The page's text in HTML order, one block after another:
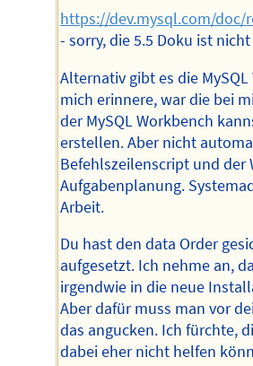
https://dev.mysql.com/
- sorry, die 5.5 Doku ist
Alternativ gibt es die
mich erinnere, war die bei
der MySQL Workbench
erstellen. Aber nicht
Befehlszeilenscript und der
Aufgabenplanung.
Arbeit.
Du hast den data Order
aufgesetzt. Ich nehme an,
irgendwie in die neue
Aber dafür muss man vor
das angucken. Ich fürchte,
dabei eher nicht helfen